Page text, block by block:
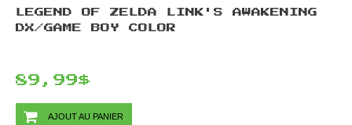
LEGEND OF ZELDA LINK'S AWAKENING
DX/GAME BOY COLOR
89,99$
AJOUT AU PANIER